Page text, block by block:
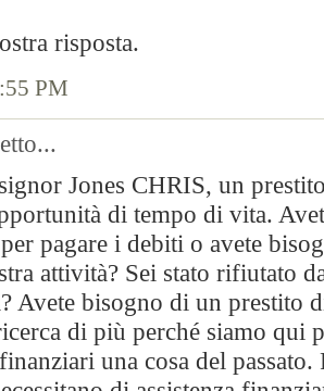
risposta.
PM
Jones CHRIS, un
di tempo di vita.
pagare i debiti o avete
attività? Sei stato rifiutato
Avete bisogno di un prestito
di più perché siamo qui
una cosa del passato.